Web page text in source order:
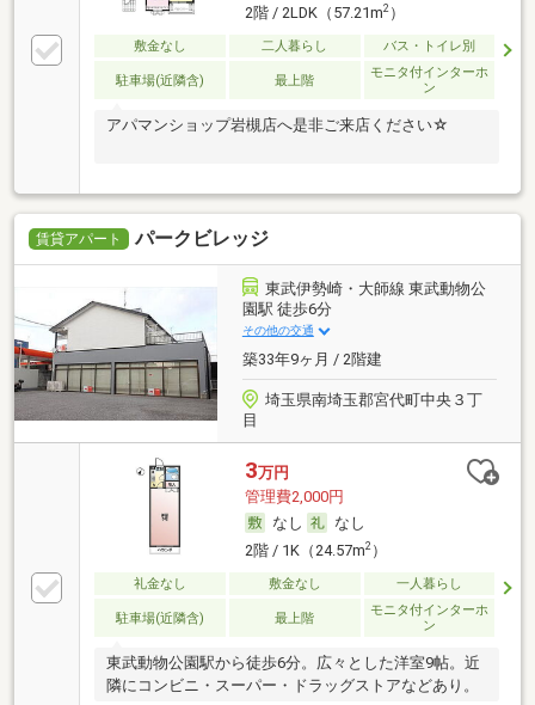
2階 / 2LDK（57.21m2）
敷金なし 二人暮らし バス・トイレ別
駐車場(近隣含) 最上階
モニタ付インターホ
ン
アパマンショップ岩槻店へ是非ご来店ください☆
賃貸アパート パークビレッジ
東武伊勢崎・大師線 東武動物公
園駅 徒歩6分
その他の交通
築33年9ヶ月 / 2階建
埼玉県南埼玉郡宮代町中央３丁
目
3万円
管理費2,000円
なし
なし
2階 / 1K（24.57m2）
礼金なし 敷金なし 一人暮らし
駐車場(近隣含) 最上階
モニタ付インターホ
ン
東武動物公園駅から徒歩6分。広々とした洋室9帖。近
隣にコンビニ・スーパー・ドラッグストアなどあり。